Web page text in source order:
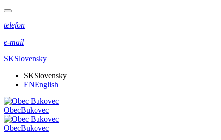
telefon
e-mail
SKSlovensky
SKSlovensky
ENEnglish
ObecBukovec
ObecBukovec